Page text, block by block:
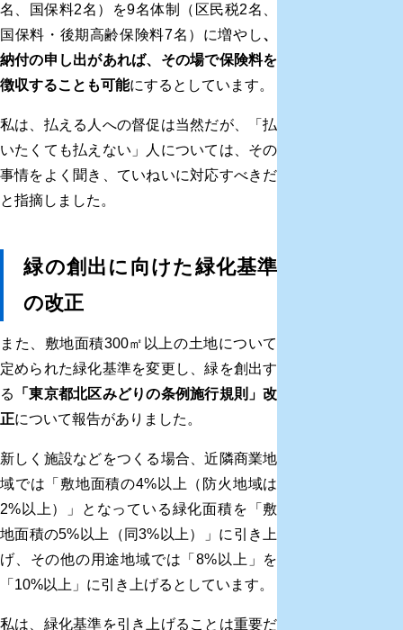
名、国保料2名）を9名体制（区民税2名、
国保料・後期高齢保険料7名）に増やし、
納付の申し出があれば、その場で保険料を
徴収することも可能にするとしています。
私は、払える人への督促は当然だが、「払
いたくても払えない」人については、その
事情をよく聞き、ていねいに対応すべきだ
と指摘しました。
緑の創出に向けた緑化基準
の改正
また、敷地面積300㎡以上の土地について
定められた緑化基準を変更し、緑を創出す
る
「東京都北区みどりの条例施行規則」改
正について報告がありました。
新しく施設などをつくる場合、近隣商業地
域では「敷地面積の4%以上（防火地域は
2%以上）」となっている緑化面積を「敷
地面積の5%以上（同3%以上）」に引き上
げ、その他の用途地域では「8%以上」を
「10%以上」に引き上げるとしています。
私は、緑化基準を引き上げることは重要だ